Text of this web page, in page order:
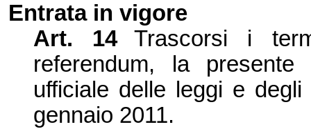
Entrata in vigore
Art. 14
Trascorsi i
referendum, la
ufficiale delle leggi e
gennaio 2011.